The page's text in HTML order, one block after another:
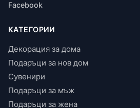
Facebook
КАТЕГОРИИ
Декорация за дома
Подаръци за нов дом
Сувенири
Подаръци за мъж
Подаръци за жена